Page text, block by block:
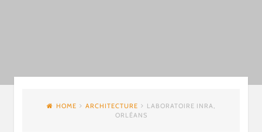
HOME ARCHITECTURE
LABORATOIRE INRA,
ORLÉANS